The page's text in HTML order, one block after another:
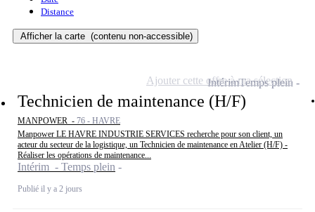
Distance
Afficher la carte (contenu non-accessible)
Technicien de maintenance (H/F)
MANPOWER - 76 - HAVRE
Manpower LE HAVRE INDUSTRIE SERVICES recherche pour son client, un
acteur du secteur de la logistique, un Technicien de maintenance en Atelier (H/F) -
Réaliser les opérations de maintenance...
Intérim - Temps plein
Publié il y a 2 jours
IntérimTemps plein
Ajouter cette offre à ma sélection